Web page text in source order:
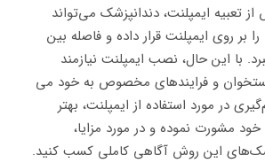
تعبیه ایمپلنت، دندانپزشک می‌تواند
را بر روی ایمپلنت قرار داده و فاصله بین
با این حال، نصب ایمپلنت نیازمند
و فرایندهای مخصوص به خود می
در مورد استفاده از ایمپلنت، بهتر
مشورت نموده و در مورد مزایا،
این روش آگاهی کاملی کسب کنید.